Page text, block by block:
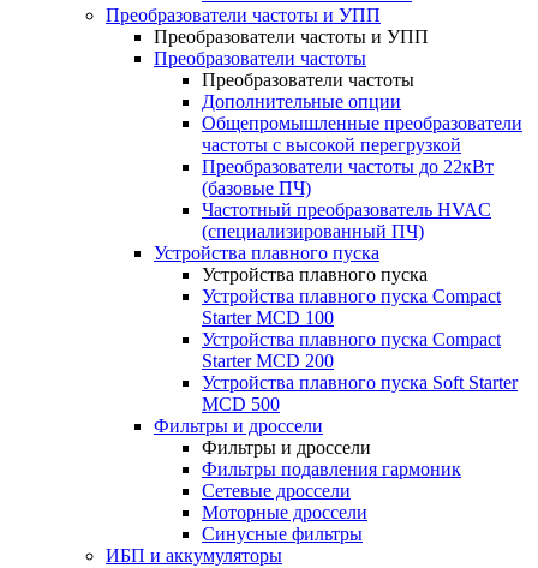
Преобразователи частоты и УПП
Преобразователи частоты и УПП
Преобразователи частоты
Преобразователи частоты
Дополнительные опции
Общепромышленные преобразователи
частоты с высокой перегрузкой
Преобразователи частоты до 22кВт
(базовые ПЧ)
Частотный преобразователь HVAC
(специализированный ПЧ)
Устройства плавного пуска
Устройства плавного пуска
Устройства плавного пуска Compact
Starter MCD 100
Устройства плавного пуска Compact
Starter MCD 200
Устройства плавного пуска Soft Starter
MCD 500
Фильтры и дроссели
Фильтры и дроссели
Фильтры подавления гармоник
Сетевые дроссели
Моторные дроссели
Синусные фильтры
ИБП и аккумуляторы